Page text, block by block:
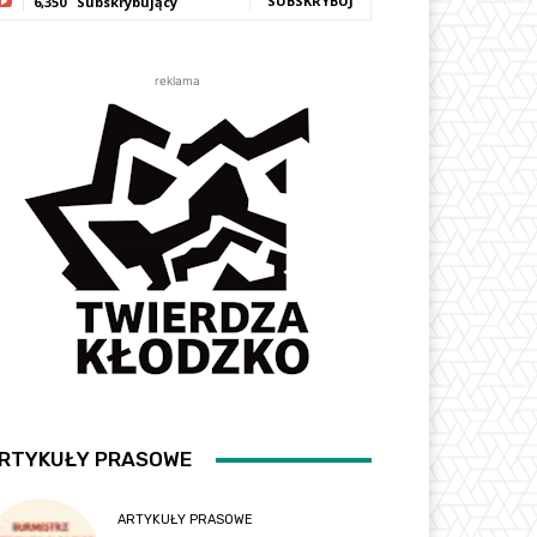
reklama
PRASOWE
ARTYKUŁY PRASOWE